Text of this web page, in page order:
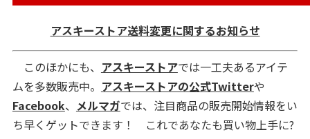
アスキーストア送料変更に関するお知らせ
このほかにも、 アスキーストアでは一工夫あるアイテ
ムを多数販売中。 アスキーストアの公式Twitterや
Facebook、 メルマガでは、注目商品の販売開始情報をい
ち早くゲットできます！ これであなたも買い物上手に?